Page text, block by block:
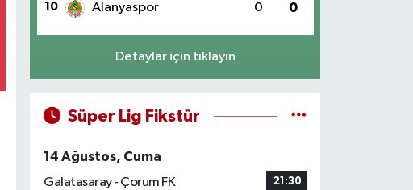
10 Alanyaspor 0 0
Detaylar için tıklayın
Süper Lig Fikstür
14 Ağustos, Cuma
Galatasaray - Çorum FK
21:30